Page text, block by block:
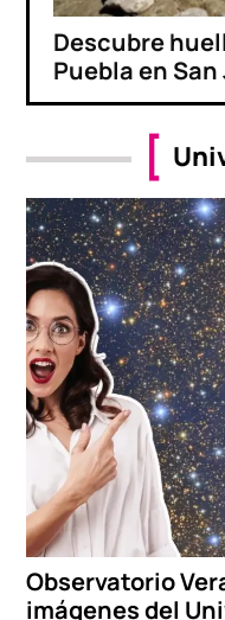
Descubre
Puebla en San
Observatorio
imágenes del